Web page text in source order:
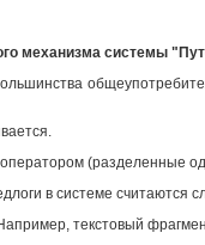
механизма системы
(разделенные
в системе считаются
текстовый